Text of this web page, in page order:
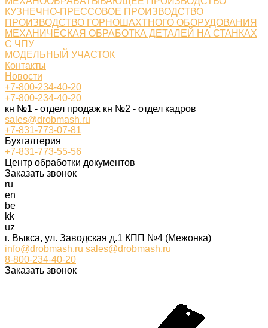
КУЗНЕЧНО-ПРЕССОВОЕ ПРОИЗВОДСТВО
ПРОИЗВОДСТВО ГОРНОШАХТНОГО ОБОРУДОВАНИЯ
МЕХАНИЧЕСКАЯ ОБРАБОТКА ДЕТАЛЕЙ НА СТАНКАХ
С ЧПУ
МОДЕЛЬНЫЙ УЧАСТОК
Контакты
Новости
+7-800-234-40-20
+7-800-234-40-20
кн №1 - отдел продаж кн №2 - отдел кадров
sales@drobmash.ru
+7-831-773-07-81
Бухгалтерия
+7-831-773-55-56
Центр обработки документов
Заказать звонок
ru
en
be
kk
uz
г. Выкса, ул. Заводская д.1 КПП №4 (Межонка)
info@drobmash.ru sales@drobmash.ru
8-800-234-40-20
Заказать звонок